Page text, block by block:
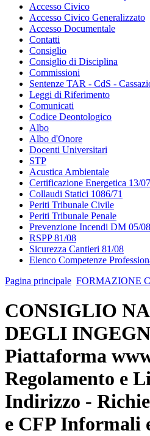
Accesso Civico
Accesso Civico Generalizzato
Accesso Documentale
Contatti
Consiglio
Consiglio di Disciplina
Commissioni
Sentenze TAR - CdS -
Leggi di Riferimento
Comunicati
Codice Deontologico
Albo
Albo d'Onore
Docenti Universitari
STP
Acustica Ambientale
Certificazione Energetica 13/07
Collaudi Statici 1086/71
Periti Tribunale Civile
Periti Tribunale Penale
Prevenzione Incendi DM 05/
RSPP 81/08
Sicurezza Cantieri 81/08
Elenco Competenze
Pagina principale FORMAZIONE
CONSIGLIO
DEGLI
Piattaforma
Regolamento e
Indirizzo -
e CFP Informali